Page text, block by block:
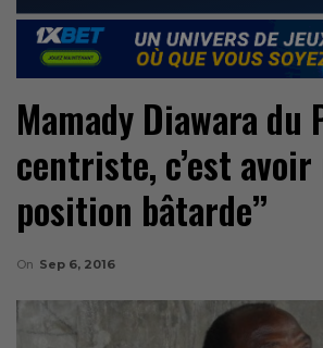
Mamady Diawara du
centriste, c’est avoir
position bâtarde’’
On Sep 6, 2016